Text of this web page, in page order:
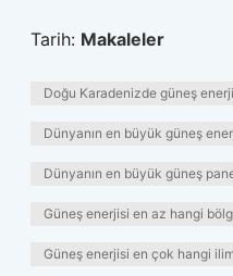
Tarih: Makaleler
Doğu Karadenizde güneş
Dünyanın en büyük güneş
Dünyanın en büyük güneş
Güneş enerjisi en az hangi
Güneş enerjisi en çok hangi